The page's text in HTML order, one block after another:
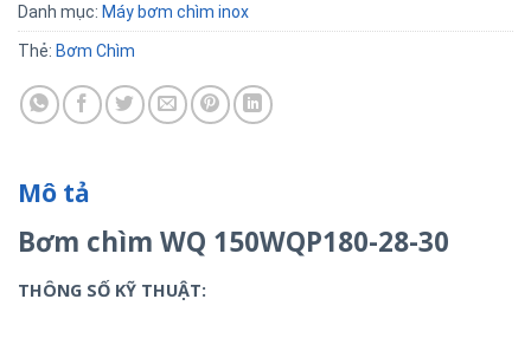
Danh mục: Máy bơm chìm inox
Thẻ: Bơm Chìm
Mô tả
Bơm chìm WQ 150WQP180-28-30
THÔNG SỐ KỸ THUẬT: